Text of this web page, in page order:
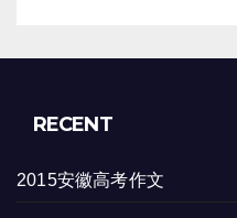
RECENT
2015安徽高考作文